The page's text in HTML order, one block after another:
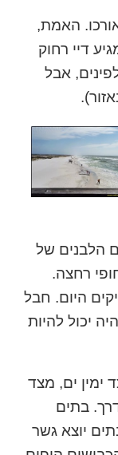
לאורכו. האמת,
דיי רחוק
אבל
עם החופים הלבנים של
רחצה.
היום. חבל
יכול להיות
ימין ים, מצד
בתים
יוצא גשר